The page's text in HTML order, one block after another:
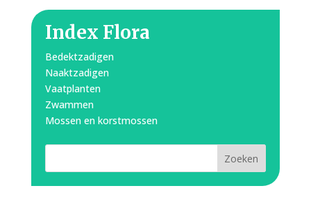
Index Flora
Bedektzadigen
Naaktzadigen
Vaatplanten
Zwammen
Mossen en korstmossen